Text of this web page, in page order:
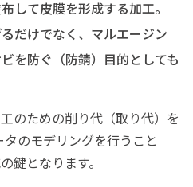
して皮膜を形成する加工。
だけでなく、マルエージン
を防ぐ（防錆）目的としても
のための削り代（取り代）を
のモデリングを行うこと
鍵となります。